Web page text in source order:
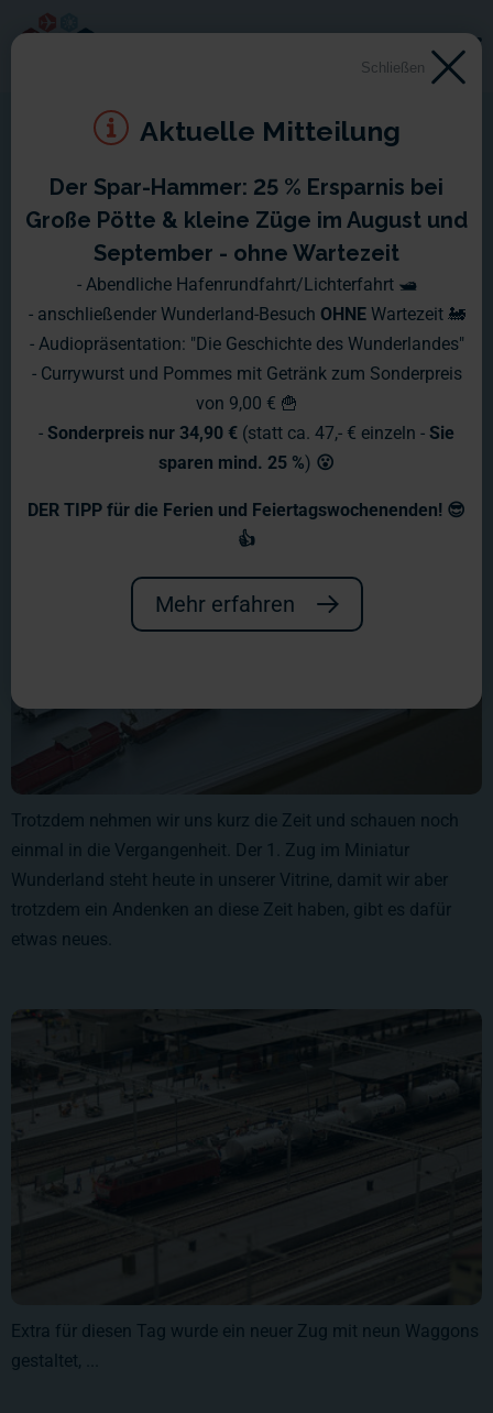
Montag, 20.04. - Sonntag,
26.04.2015
Am Samstag den 25.04.2015 ist es soweit gewesen. Das
Miniatur Wunderland ist 5000 Tage alt geworden. Da könnte
man doch glatt wieder einmal in alten Zeiten schwelgen,
allerdings haben wir dafür nicht wirklich Zeit, denn es muss
weiter am Italien-Abschnitt gebaut werden.
Trotzdem nehmen wir uns kurz die Zeit und schauen noch
einmal in die Vergangenheit. Der 1. Zug im Miniatur
Wunderland steht heute in unserer Vitrine, damit wir aber
trotzdem ein Andenken an diese Zeit haben, gibt es dafür
etwas neues.
Extra für diesen Tag wurde ein neuer Zug mit neun Waggons
gestaltet, ...
Schließen
Aktuelle Mitteilung
Der Spar-Hammer: 25 % Ersparnis bei
Große Pötte & kleine Züge im August und
September - ohne Wartezeit
- Abendliche Hafenrundfahrt/Lichterfahrt 🛥️
- anschließender Wunderland-Besuch OHNE Wartezeit 🚂
- Audiopräsentation: "Die Geschichte des Wunderlandes"
- Currywurst und Pommes mit Getränk zum Sonderpreis
von 9,00 € 🍟
- Sonderpreis nur 34,90 € (statt ca. 47,- € einzeln - Sie
sparen mind. 25 %) 😮
DER TIPP für die Ferien und Feiertagswochenenden! 😎
👍
Mehr erfahren